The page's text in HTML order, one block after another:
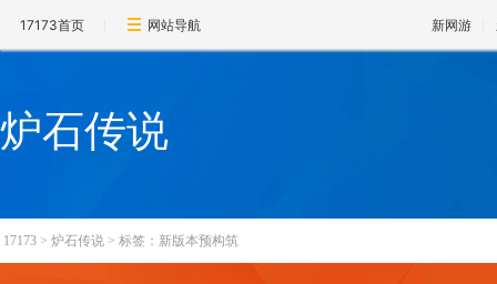
17173首页 网站导航 新网游
炉石传说
17173 > 炉石传说 > 标签：新版本预构筑